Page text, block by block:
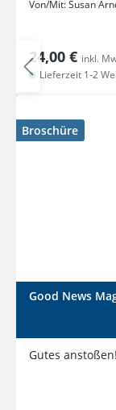
Von/Mit:Susan
24,00 € inkl.
Lieferzeit 1-2
Broschüre
Good News
Gutes anstoßen!